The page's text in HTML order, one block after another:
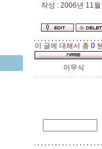
작성 : 2006년 11
이 글에 대해서 총 0
이무식